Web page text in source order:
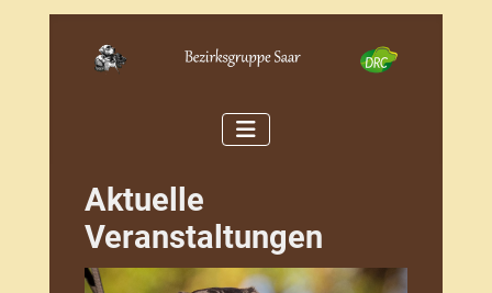
Aktuelle
Veranstaltungen